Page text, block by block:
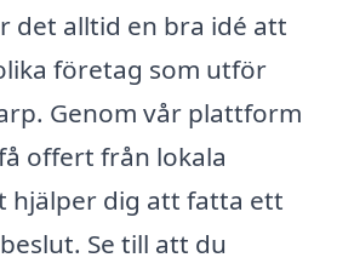
det alltid en bra idé att
företag som utför
Genom vår plattform
offert från lokala
hjälper dig att fatta ett
Se till att du